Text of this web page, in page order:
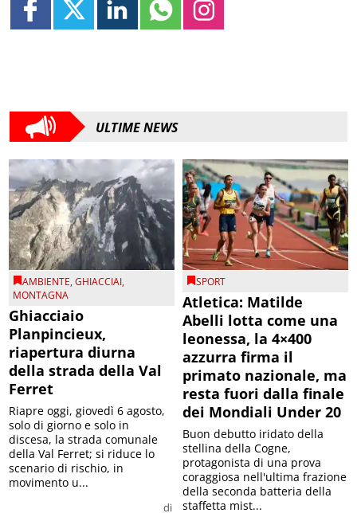
AMBIENTE,GHIACCIAI
MONTAGNA
Ghiacciaio
Planpincieux,
riapertura diurna
della strada della Val
Ferret
Erika David
Riapre oggi, giovedì 6 agosto,
solo di giorno e solo in
discesa, la strada comunale
della Val Ferret; si riduce lo
scenario di rischio, in
movimento u...
SPORT
Atletica: Matilde
Abelli lotta come una
leonessa, la 4×400
azzurra firma il
primato nazionale, ma
resta fuori dalla finale
dei Mondiali Under 20
Buon debutto iridato della
stellina della Cogne,
protagonista di una prova
coraggiosa nell'ultima frazione
della seconda batteria della
staffetta mist...